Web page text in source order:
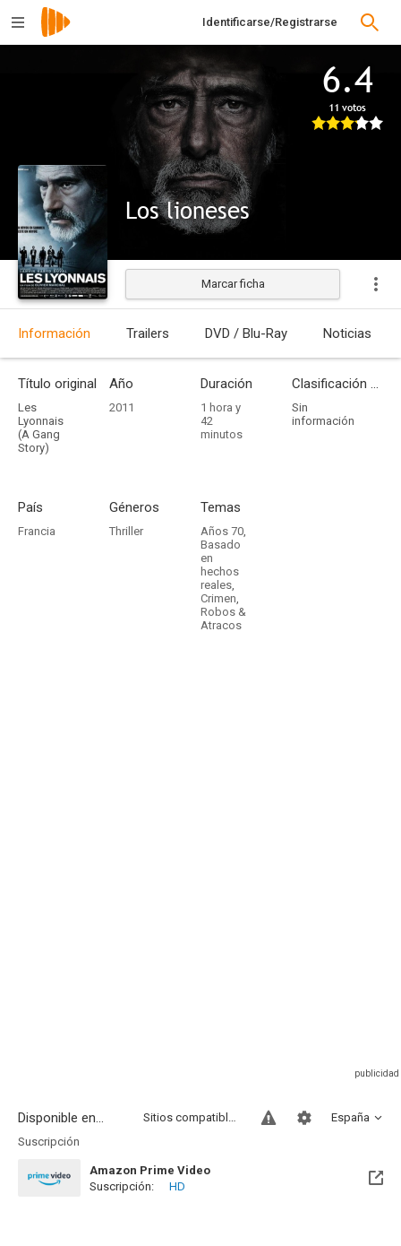
Identificarse/Registrarse
6.4
11 votos
Los lioneses
Estrenada
Marcar ficha
Información Trailers DVD / Blu-Ray Noticias
Título original
Les
Lyonnais
(A Gang
Story)
Año
2011
Duración
1 hora y
42
minutos
Clasificación por edades
Sin
información
País
Francia
Géneros
Thriller
Temas
Años 70,
Basado
en
hechos
reales,
Crimen,
Robos &
Atracos
Disponible en... España
Sitios compatibles
Suscripción
Amazon Prime Video
Suscripción:
HD